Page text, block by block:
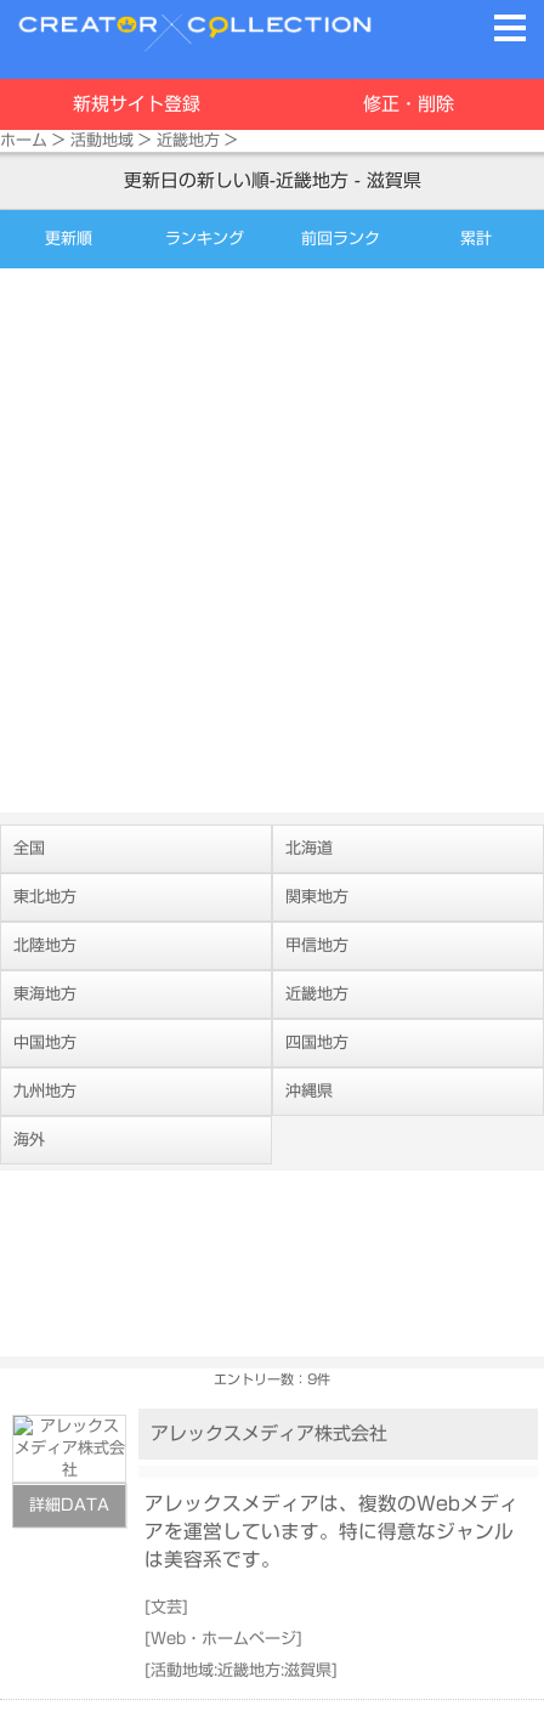
新規サイト登録 修正・削除
ホーム > 活動地域 > 近畿地方 >
更新日の新しい順-近畿地方 - 滋賀県
更新順 ランキング 前回ランク 累計
全国 北海道
東北地方 関東地方
北陸地方 甲信地方
東海地方 近畿地方
中国地方 四国地方
九州地方 沖縄県
海外
エントリー数：9件
詳細DATA
アレックスメディア株式会社
アレックスメディアは、複数のWebメディ
アを運営しています。特に得意なジャンル
は美容系です。
[文芸]
[Web・ホームページ]
[活動地域:近畿地方:滋賀県]